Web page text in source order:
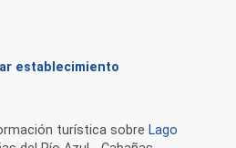
establecimiento
turística sobre Lago